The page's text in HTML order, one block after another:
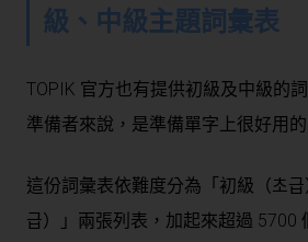
級、中級主題詞彙表
TOPIK 官方也有提供初級及中級的
準備者來說，是準備單字上很好用的
這份詞彙表依難度分為「 初級（초급
급）
」兩張列表，加起來超過 5700